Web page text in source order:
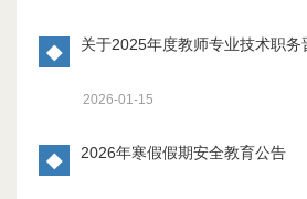
◆ 关于2025年度教师专业技术职
2026-01-15
◆ 2026年寒假假期安全教育公告